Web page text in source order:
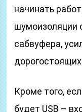
начинать
шумоизоляции
сабвуфера,
Кроме того,
будет USB –